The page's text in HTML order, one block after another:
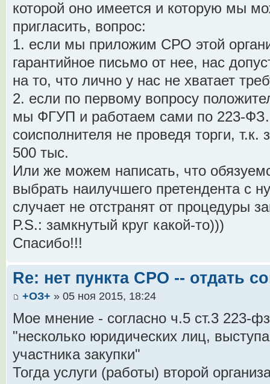
которой оно имеется и которую мы
пригласить, вопрос:
1. если мы приложим СРО этой
гарантийное письмо от нее, нас
на то, что лично у нас не хватает
2. если по первому вопросу
мы ФГУП и работаем сами по 223-
соисполнителя не проведя торги, т.к.
500 тыс.
Или же можем написать, что
выбрать наилучшего претендента с
случает не отстранят от процедуры
Р.S.: замкнутый круг какой-то)))
Спасибо!!!
Re: нет пункта СРО -- отдать
+ОЗ+ » 05 ноя 2015, 18:24
Мое мнение - согласно ч.5 ст.3 223-
"несколько юридических лиц,
участника закупки"
Тогда услуги (работы) второй